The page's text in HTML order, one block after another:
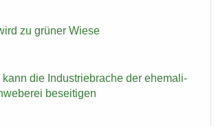
zu grü­ner Wiese
kann die In­dus­trie­bra­che der ehe­ma­li­
be­sei­ti­gen